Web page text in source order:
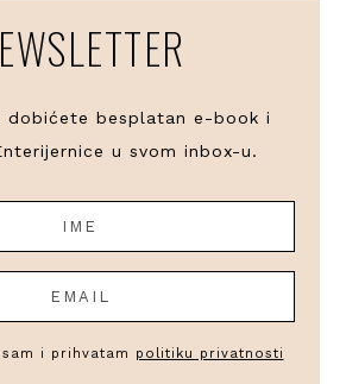
dobićete besplatan e-book i
u svom inbox-u.
i prihvatam politiku privatnosti